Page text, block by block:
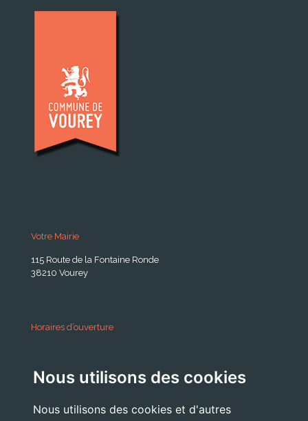
Nous utilisons des cookies
Nous utilisons des cookies et d'autres
Votre Mairie
115 Route de la Fontaine Ronde
38210 Vourey
Horaires d’ouverture
Lundi . Mardi : 10h 12h /16h 18h30